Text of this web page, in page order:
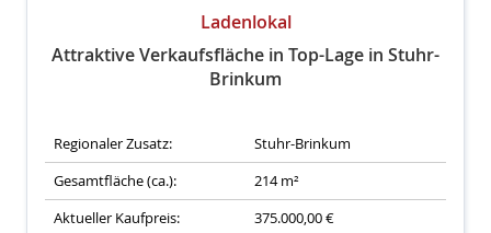
Ladenlokal
Attraktive Verkaufsfläche in Top-Lage in Stuhr-
Brinkum
Regionaler Zusatz:
Stuhr-Brinkum
Gesamtfläche (ca.):
214 m²
Aktueller Kaufpreis:
375.000,00 €